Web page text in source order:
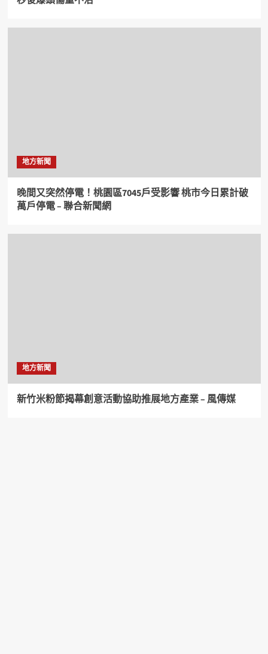
地方新聞
晚間又突然停電！桃園區7045戶受影響 桃市今日累計破
萬戶停電 – 聯合新聞網
地方新聞
新竹米粉節揭幕創意活動協助推展地方產業 – 風傳媒